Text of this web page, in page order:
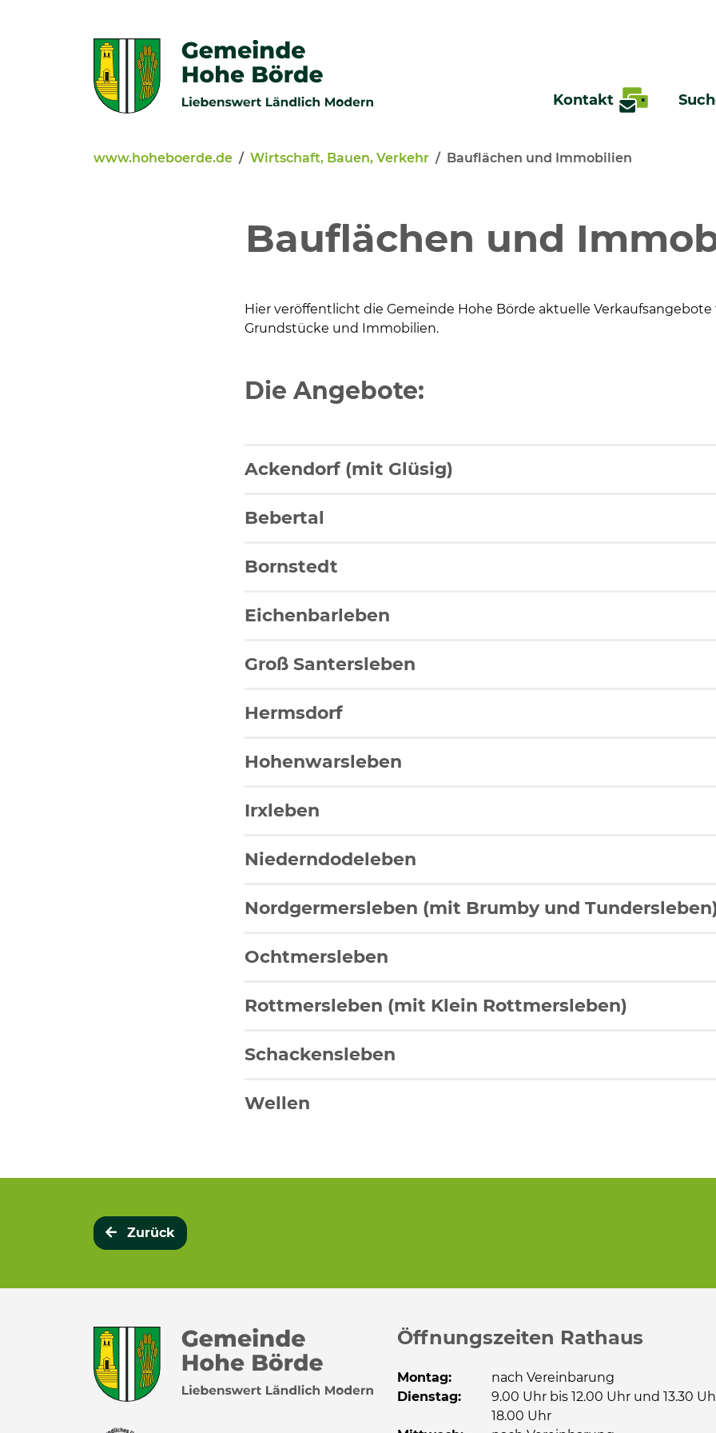
Kontakt
Veröffentlichungen
Kommunalpolitik
Wirtschaft, Bauen, Verkehr
Tourismus, Freizeit, Dorfleben
Ehrenamt und Engagement
www.hoheboerde.de Wirtschaft, Bauen, Verkehr Bauflächen und Immobilien
Bauflächen und
Hier veröffentlicht die Gemeinde Hohe Börde aktuelle
Grundstücke und Immobilien.
Die Angebote:
Ackendorf (mit Glüsig)
Bebertal
Bornstedt
Eichenbarleben
Groß Santersleben
Hermsdorf
Hohenwarsleben
Irxleben
Niederndodeleben
Nordgermersleben (mit Brumby und
Ochtmersleben
Rottmersleben (mit Klein Rottmersleben)
Schackensleben
Wellen
Zurück
Öffnungszeiten Rathaus
Montag:
nach Vereinbarung
Dienstag:
9.00 Uhr bis 12.00 Uhr und 13.30
18.00 Uhr